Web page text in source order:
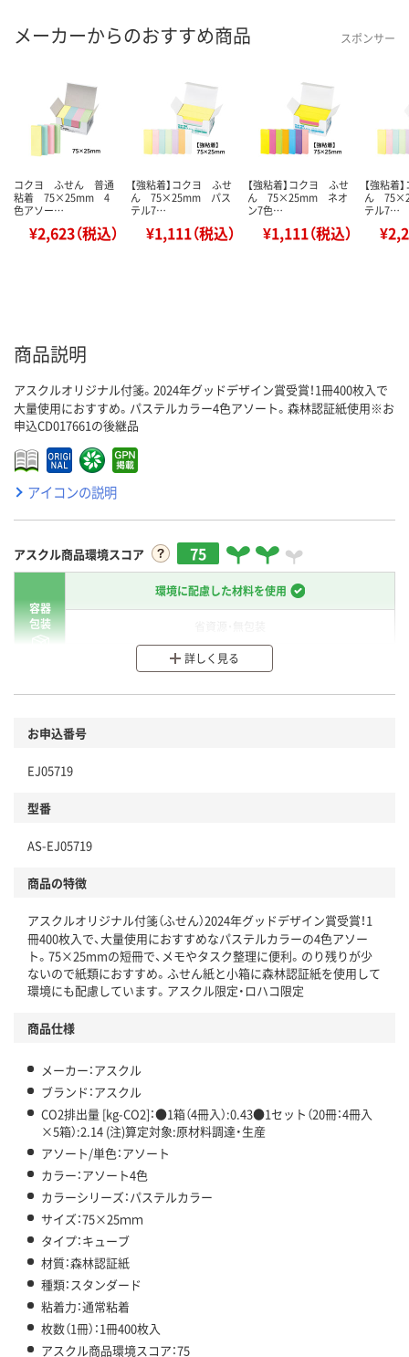
メーカーからのおすすめ商品 スポンサー
コクヨ ふせん 普通
粘着 75×25mm 4
色アソー…
¥2,623（税込）
【強粘着】コクヨ ふせ
ん 75×25mm パス
テル7…
¥1,111（税込）
【強粘着】コクヨ ふせ
ん 75×25mm ネオ
ン7色…
¥1,111（税込）
【強粘着
ん
テル7…
商品説明
アスクルオリジナル付箋。2024年グッドデザイン賞受賞！1冊400枚入で
大量使用におすすめ。パステルカラー4色アソート。森林認証紙使用※お
申込CD017661の後継品
アイコンの説明
アスクル商品環境スコア 75
容器
包装
環境に配慮した材料を使用
分別・リサイクルしやすい設計
商品
本体
仕組
この商品の環境配慮ポイントです。下記商品詳細「
アスクル商品環境スコア詳細／加点項目
」で確認できます。
詳しく見る
お申込番号
EJ05719
型番
AS-EJ05719
商品の特徴
アスクルオリジナル付箋（ふせん）2024年グッドデザイン賞受賞！1
冊400枚入で、大量使用におすすめなパステルカラーの4色アソー
ト。75×25mmの短冊で、メモやタスク整理に便利。のり残りが少
ないので紙類におすすめ。ふせん紙と小箱に森林認証紙を使用して
環境にも配慮しています。アスクル限定・ロハコ限定
商品仕様
メーカー：アスクル
ブランド：アスクル
CO2排出量 [kg-CO2]：●1箱（4冊入）:0.43●1セット（20冊：4冊入
×5箱）:2.14 (注)算定対象:原材料調達・生産
アソート/単色：アソート
カラー：アソート4色
カラーシリーズ：パステルカラー
サイズ：75×25ｍｍ
タイプ：キューブ
材質：森林認証紙
種類：スタンダード
粘着力：通常粘着
枚数（1冊）：1冊400枚入
アスクル商品環境スコア：75